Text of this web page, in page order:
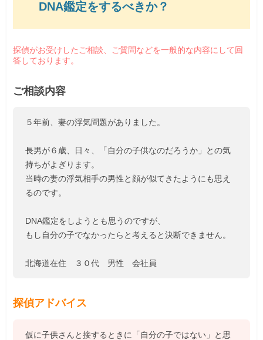
DNA鑑定をするべきか？
探偵がお受けしたご相談、ご質問などを一般的な内容にして回
答しております。
ご相談内容
５年前、妻の浮気問題がありました。
長男が６歳、日々、「自分の子供なのだろうか」との気
持ちがよぎります。
当時の妻の浮気相手の男性と顔が似てきたようにも思え
るのです。
DNA鑑定をしようとも思うのですが、
もし自分の子でなかったらと考えると決断できません。
北海道在住 ３０代 男性 会社員
探偵アドバイス
仮に子供さんと接するときに「自分の子ではない」と思